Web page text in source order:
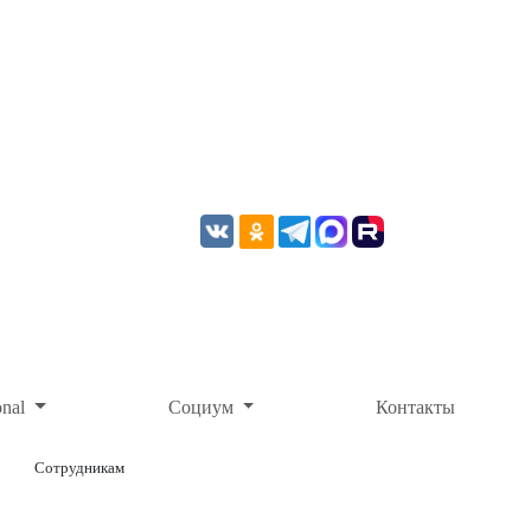
Социум Контакты
Сотрудникам